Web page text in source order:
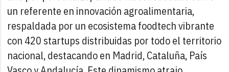
un referente en innovación agroalimentaria,
respaldada por un ecosistema foodtech vibrante
con 420 startups distribuidas por todo el territorio
nacional, destacando en Madrid, Cataluña, País